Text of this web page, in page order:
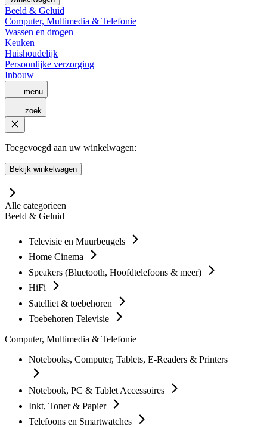
Beeld & Geluid
Computer, Multimedia & Telefonie
Wassen en drogen
Keuken
Huishoudelijk
Persoonlijke verzorging
Inbouw
menu
zoek
Toegevoegd aan uw winkelwagen:
Bekijk winkelwagen
Alle categorieen
Beeld & Geluid
Televisie en Muurbeugels
Home Cinema
Speakers (Bluetooth, Hoofdtelefoons & meer)
HiFi
Satelliet & toebehoren
Toebehoren Televisie
Computer, Multimedia & Telefonie
Notebooks, Computer, Tablets, E-Readers & Printers
Notebook, PC & Tablet Accessoires
Inkt, Toner & Papier
Telefoons en Smartwatches